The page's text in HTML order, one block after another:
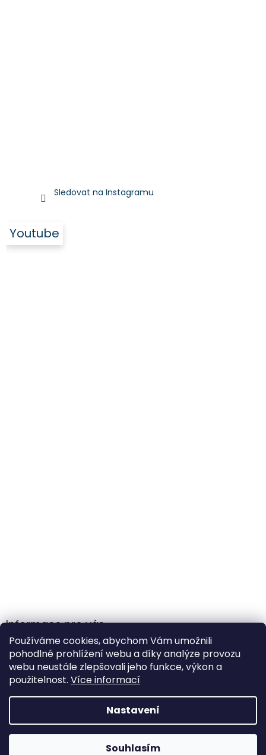
Používáme cookies, abychom Vám umožnili
pohodlné prohlížení webu a díky analýze provozu
webu neustále zlepšovali jeho funkce, výkon a
použitelnost. Více informací
Nastavení
Souhlasím
Sledovat na Instagramu
Youtube
Informace pro vás
Obchodní podmínky
Podmínky ochrany osobních údajů
Vytvořil Shoptet
Gamehole. Všechna práva vyhrazena.